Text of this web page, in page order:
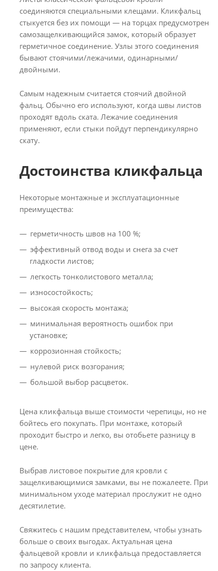
соединяются специальными клещами. Кликфальц
стыкуется без их помощи — на торцах предусмотрен
самозащелкивающийся замок, который образует
герметичное соединение. Узлы этого соединения
бывают стоячими/лежачими, одинарными/
двойными.
Самым надежным считается стоячий двойной
фальц. Обычно его используют, когда швы листов
проходят вдоль ската. Лежачие соединения
применяют, если стыки пойдут перпендикулярно
скату.
Достоинства кликфальца
Некоторые монтажные и эксплуатационные
преимущества:
герметичность швов на 100 %;
эффективный отвод воды и снега за счет
гладкости листов;
легкость тонколистового металла;
износостойкость;
высокая скорость монтажа;
минимальная вероятность ошибок при
установке;
коррозионная стойкость;
нулевой риск возгорания;
большой выбор расцветок.
Цена кликфальца выше стоимости черепицы, но не
бойтесь его покупать. При монтаже, который
проходит быстро и легко, вы отобьете разницу в
цене.
Выбрав листовое покрытие для кровли с
защелкивающимися замками, вы не пожалеете. При
минимальном уходе материал прослужит не одно
десятилетие.
Свяжитесь с нашим представителем, чтобы узнать
больше о своих выгодах. Актуальная цена
фальцевой кровли и кликфальца предоставляется
по запросу клиента.